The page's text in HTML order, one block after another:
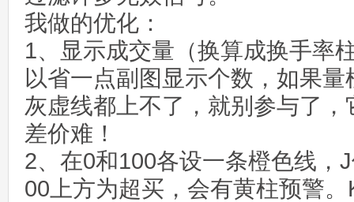
我做的优化：
1、显示成交量（换算成换手率
以省一点副图显示个数，如果
灰虚线都上不了，就别参与了
差价难！
2、在0和100各设一条橙色线，
00上方为超买，会有黄柱预警